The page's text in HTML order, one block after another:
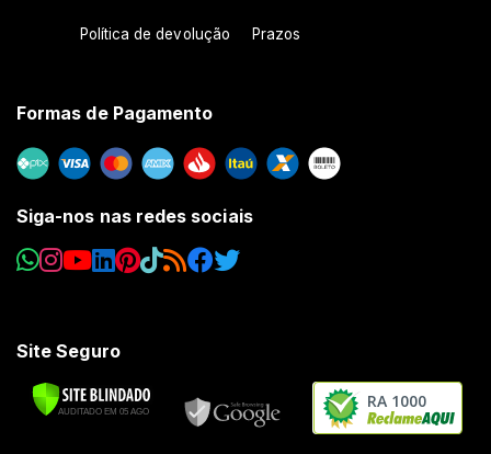
Política de devolução Prazos
Formas de Pagamento
Siga-nos nas redes sociais
Site Seguro
RA 1000